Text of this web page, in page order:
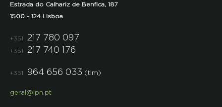
Estrada do Calhariz de Benfica, 187
1500 - 124 Lisboa
+351 217 780 097
+351 217 740 176
+351 964 656 033 (tlm)
geral@lpn.pt